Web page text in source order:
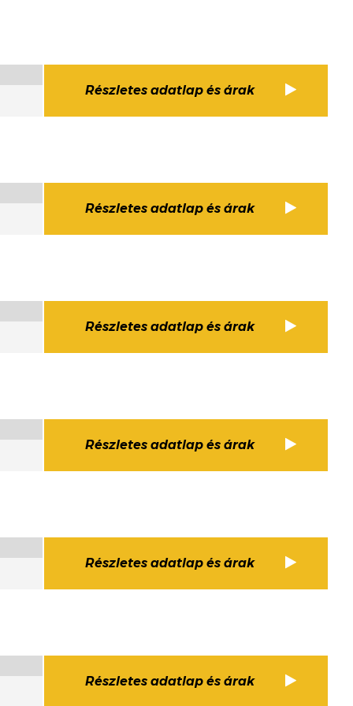
Részletes adatlap és árak
Részletes adatlap és árak
Részletes adatlap és árak
Részletes adatlap és árak
Részletes adatlap és árak
Részletes adatlap és árak